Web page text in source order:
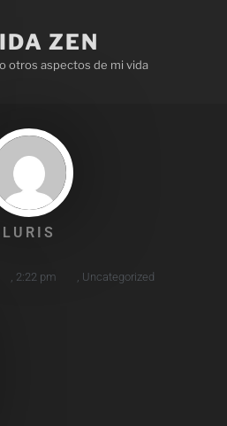
ZEN
otros aspectos de mi vida
LURIS
2:22 pm Uncategorized